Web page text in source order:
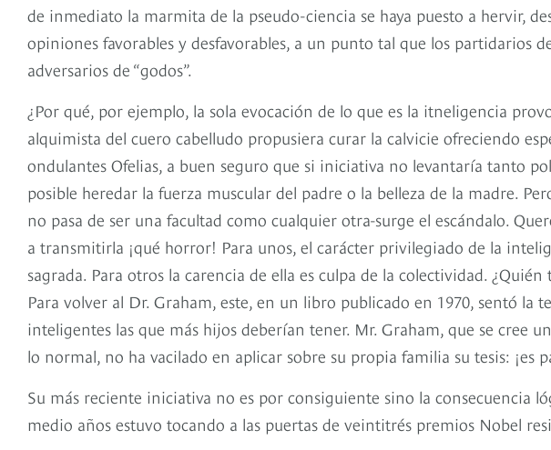
de inmediato la marmita de la pseudo-ciencia se haya puesto a hervir,
opiniones favorables y desfavorables, a un punto tal que los partidarios
adversarios de “godos”.
¿Por qué, por ejemplo, la sola evocación de lo que es la itneligencia
alquimista del cuero cabelludo propusiera curar la calvicie ofreciendo
ondulantes Ofelias, a buen seguro que si iniciativa no levantaría tanto
posible heredar la fuerza muscular del padre o la belleza de la madre.
no pasa de ser una facultad como cualquier otra-surge el escándalo.
a transmitirla ¡qué horror! Para unos, el carácter privilegiado de la
sagrada. Para otros la carencia de ella es culpa de la colectividad.
Para volver al Dr. Graham, este, en un libro publicado en 1970, sentó la
inteligentes las que más hijos deberían tener. Mr. Graham, que se cree
lo normal, no ha vacilado en aplicar sobre su propia familia su tesis: ¡es
Su más reciente iniciativa no es por consiguiente sino la consecuencia
medio años estuvo tocando a las puertas de veintitrés premios Nobel